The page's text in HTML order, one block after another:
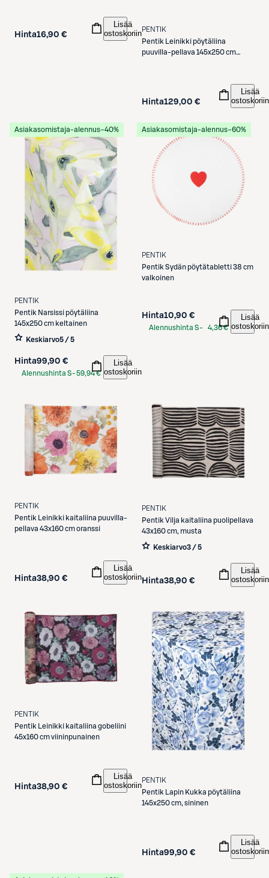
Hinta16,90 €
Lisää
ostoskoriin PENTIK
Pentik
Leinikki pöytäliina
puuvilla-pellava 145x250 cm
Hinta129,00 €
Lisää
ostoskoriin
Asiakasomistaja-alennus−40%
PENTIK
Pentik Narsissi pöytäliina
145x250 cm keltainen
Keskiarvo5 / 5
Hinta99,90 €
Alennushinta S-59,94 €
Lisää
ostoskoriin
Asiakasomistaja-alennus−60%
PENTIK
Pentik Sydän pöytätabletti 38 cm
valkoinen
Hinta10,90 €
Alennushinta S-
4,36 €
Lisää
ostoskoriin
PENTIK
Pentik
Leinikki kaitaliina puuvilla-
pellava 43x160 cm oranssi
Hinta38,90 €
Lisää
ostoskoriin
PENTIK
Pentik Vilja kaitaliina puolipellava
43x160 cm, musta
Keskiarvo3 / 5
Hinta38,90 €
Lisää
ostoskoriin
PENTIK
Pentik
Leinikki kaitaliina gobeliini
45x160 cm viininpunainen
Hinta38,90 €
Lisää
ostoskoriin
PENTIK
Pentik Lapin Kukka pöytäliina
145x250 cm, sininen
Hinta99,90 €
Lisää
ostoskoriin